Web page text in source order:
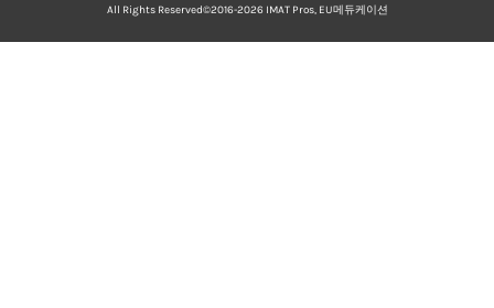
All Rights Reserved©2016-2026 IMAT Pros, EU메듀케이션